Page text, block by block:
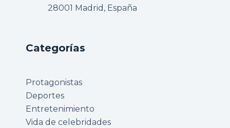
28001 Madrid, España
Categorías
Protagonistas
Deportes
Entretenimiento
Vida de celebridades